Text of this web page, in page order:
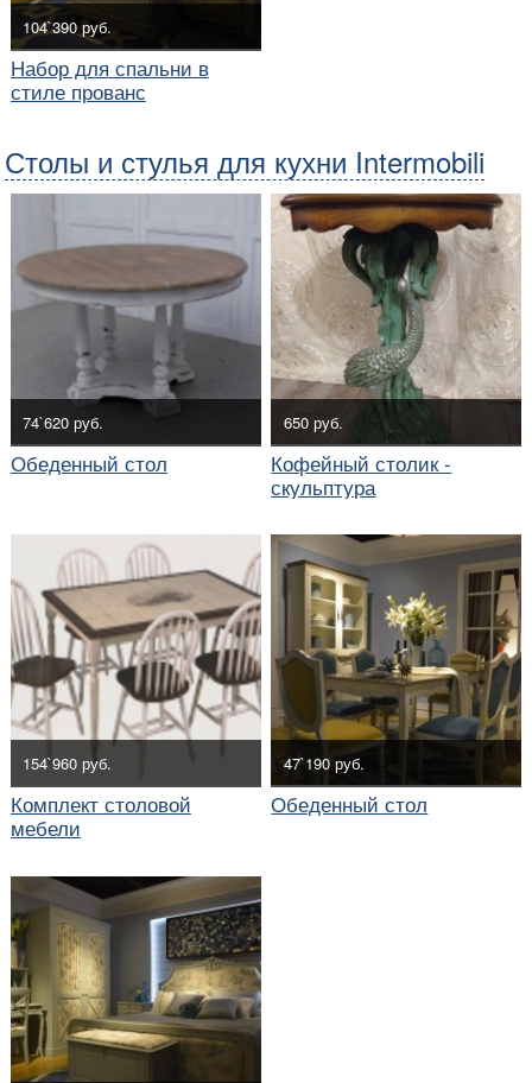
104`390 руб.
Набор для спальни в
стиле прованс
Столы и стулья для кухни Intermobili
74`620 руб.
Обеденный стол
650 руб.
Кофейный столик -
скульптура
154`960 руб.
Комплект столовой
мебели
47`190 руб.
Обеденный стол